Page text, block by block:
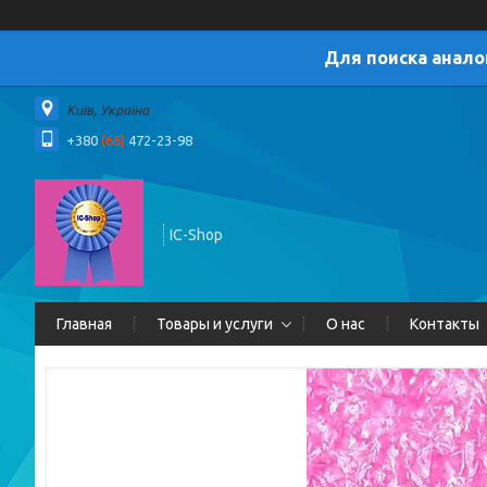
Для поиска
Київ, Україна
+380 (66) 472-23-98
IC-Shop
Главная Товары и услуги О нас Контакты